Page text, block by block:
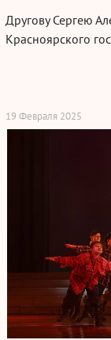
Другову Сергею
Красноярского
19 Февраля 2025